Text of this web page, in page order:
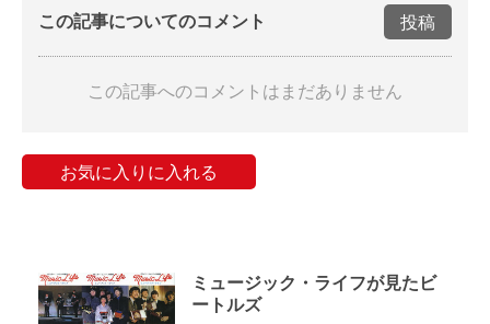
この記事についてのコメント 投稿
この記事へのコメントはまだありません
お気に入りに入れる
ミュージック・ライフが見たビ
ートルズ